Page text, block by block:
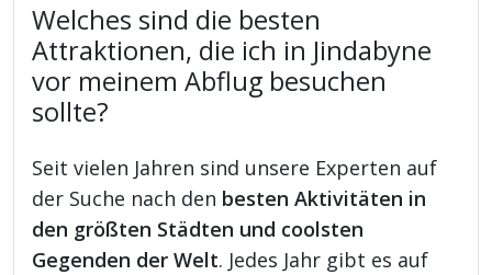
Welches sind die besten
Attraktionen, die ich in Jindabyne
vor meinem Abflug besuchen
sollte?
Seit vielen Jahren sind unsere Experten auf
der Suche nach den besten Aktivitäten in
den größten Städten und coolsten
Gegenden der Welt. Jedes Jahr gibt es auf